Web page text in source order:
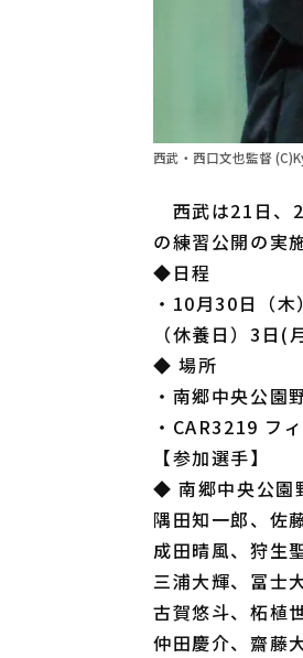
西武・西口文也監督
西武は21日、
の練習公開の実
◆日程
・10月30日（
（休養日）3日
◆ 場所
・南郷中央公園
・CAR3219
【参加選手】
◆ 南郷中央公園
隅田知一郎、佐
成田晴風、狩生
三浦大輝、冨士
古賀悠斗、柘植
仲田慶介、齋藤